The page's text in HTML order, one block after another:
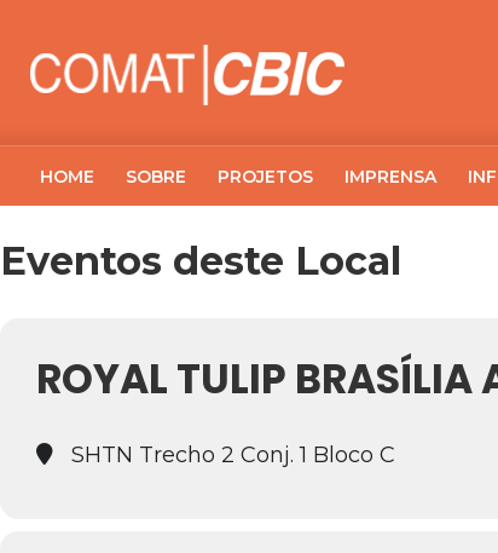
HOME SOBRE PROJETOS IMPRENSA
Eventos deste Local
ROYAL TULIP BRASÍLIA
SHTN Trecho 2 Conj. 1 Bloco C